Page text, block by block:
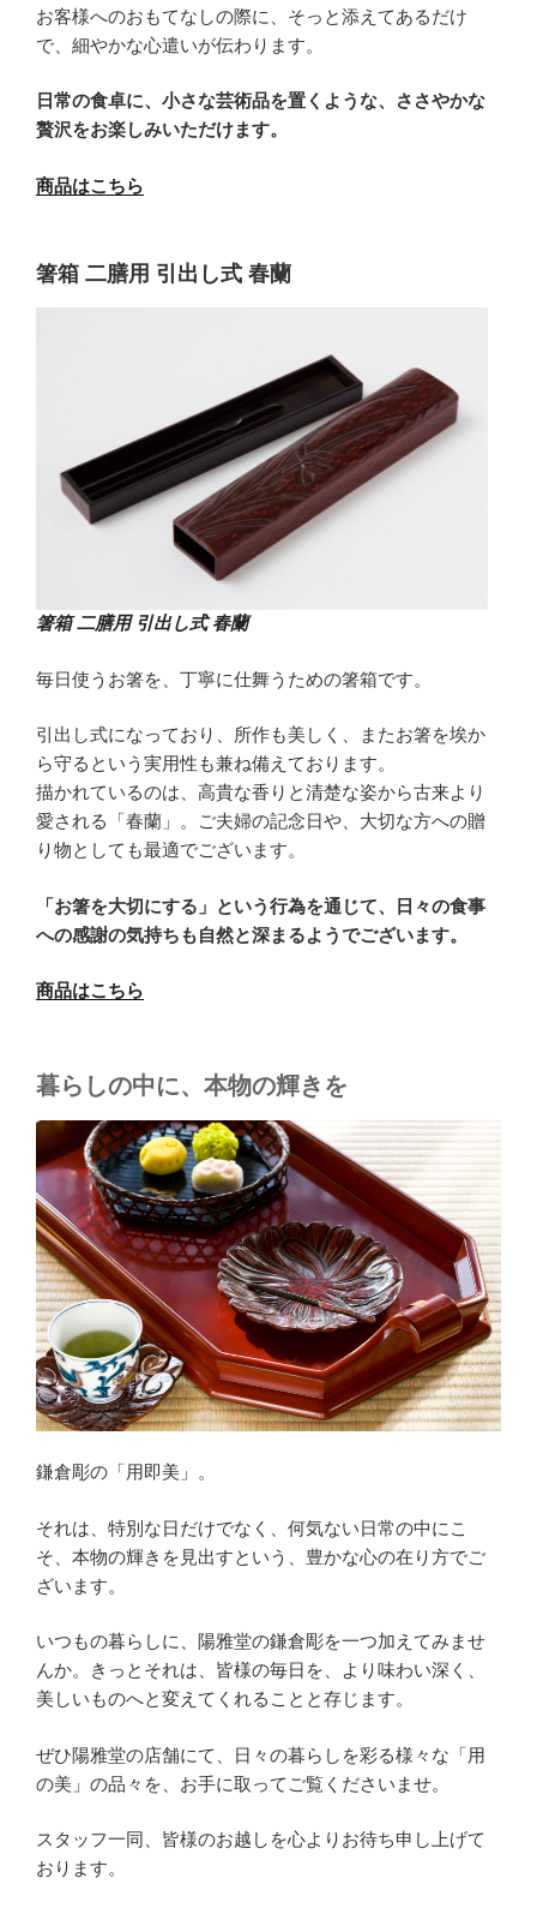
お客様へのおもてなしの際に、そっと添えてあるだけ
で、細やかな心遣いが伝わります。
日常の食卓に、小さな芸術品を置くような、ささやかな
贅沢をお楽しみいただけます。
商品はこちら
箸箱 二膳用 引出し式 春蘭
箸箱 二膳用 引出し式 春蘭
毎日使うお箸を、丁寧に仕舞うための箸箱です。
引出し式になっており、所作も美しく、またお箸を埃か
ら守るという実用性も兼ね備えております。
描かれているのは、高貴な香りと清楚な姿から古来より
愛される「春蘭」。ご夫婦の記念日や、大切な方への贈
り物としても最適でございます。
「お箸を大切にする」という行為を通じて、日々の食事
への感謝の気持ちも自然と深まるようでございます。
商品はこちら
暮らしの中に、本物の輝きを
鎌倉彫の「用即美」。
それは、特別な日だけでなく、何気ない日常の中にこ
そ、本物の輝きを見出すという、豊かな心の在り方でご
ざいます。
いつもの暮らしに、陽雅堂の鎌倉彫を一つ加えてみませ
んか。きっとそれは、皆様の毎日を、より味わい深く、
美しいものへと変えてくれることと存じます。
ぜひ陽雅堂の店舗にて、日々の暮らしを彩る様々な「用
の美」の品々を、お手に取ってご覧くださいませ。
スタッフ一同、皆様のお越しを心よりお待ち申し上げて
おります。